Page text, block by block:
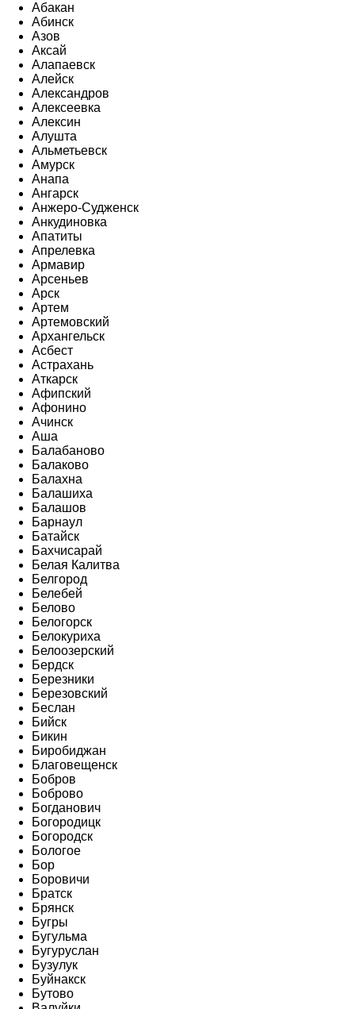
Абакан
Абинск
Азов
Аксай
Алапаевск
Алейск
Александров
Алексеевка
Алексин
Алушта
Альметьевск
Амурск
Анапа
Ангарск
Анжеро-Судженск
Анкудиновка
Апатиты
Апрелевка
Армавир
Арсеньев
Арск
Артем
Артемовский
Архангельск
Асбест
Астрахань
Аткарск
Афипский
Афонино
Ачинск
Аша
Балабаново
Балаково
Балахна
Балашиха
Балашов
Барнаул
Батайск
Бахчисарай
Белая Калитва
Белгород
Белебей
Белово
Белогорск
Белокуриха
Белоозерский
Бердск
Березники
Березовский
Беслан
Бийск
Бикин
Биробиджан
Благовещенск
Бобров
Боброво
Богданович
Богородицк
Богородск
Бологое
Бор
Боровичи
Братск
Брянск
Бугры
Бугульма
Бугуруслан
Бузулук
Буйнакск
Бутово